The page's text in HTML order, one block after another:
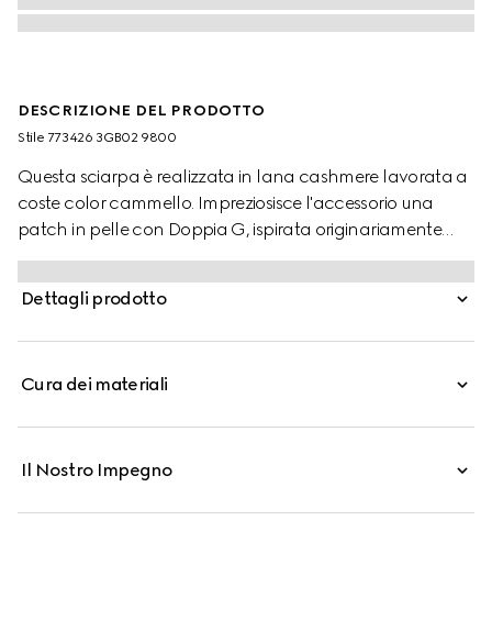
DESCRIZIONE DEL PRODOTTO
Stile ‎773426 3GB02 9800
Questa sciarpa è realizzata in lana cashmere lavorata a
coste color cammello. Impreziosisce l'accessorio una
patch in pelle con Doppia G, ispirata originariamente
alla fibbia delle cinture anni '70.
Dettagli prodotto
Cura dei materiali
Il Nostro Impegno